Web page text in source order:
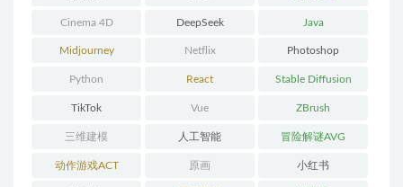
Cinema 4D DeepSeek Java
Midjourney Netflix Photoshop
Python React Stable Diffusion
TikTok Vue ZBrush
三维建模 人工智能 冒险解谜AVG
动作游戏ACT 原画 小红书